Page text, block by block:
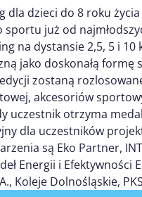
dla dzieci do 8 roku
sportu już od
na dystansie 2,5, 5 i 10
jako doskonałą formę
zostaną
akcesoriów
uczestnik otrzyma
dla uczestników
są Eko Partner,
Energii i Efektywności
Koleje Dolnośląskie,